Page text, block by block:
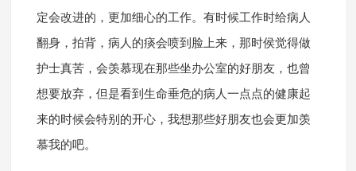
定会改进的，更加细心的工作。有时候工作时给病人
翻身，拍背，病人的痰会喷到脸上来，那时侯觉得做
护士真苦，会羡慕现在那些坐办公室的好朋友，也曾
想要放弃，但是看到生命垂危的病人一点点的健康起
来的时候会特别的开心，我想那些好朋友也会更加羡
慕我的吧。